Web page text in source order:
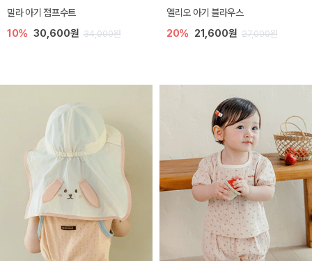
밀라 아기 점프수트
10% 30,600원 34,000원
엘리오 아기 블라우스
20% 21,600원 27,000원